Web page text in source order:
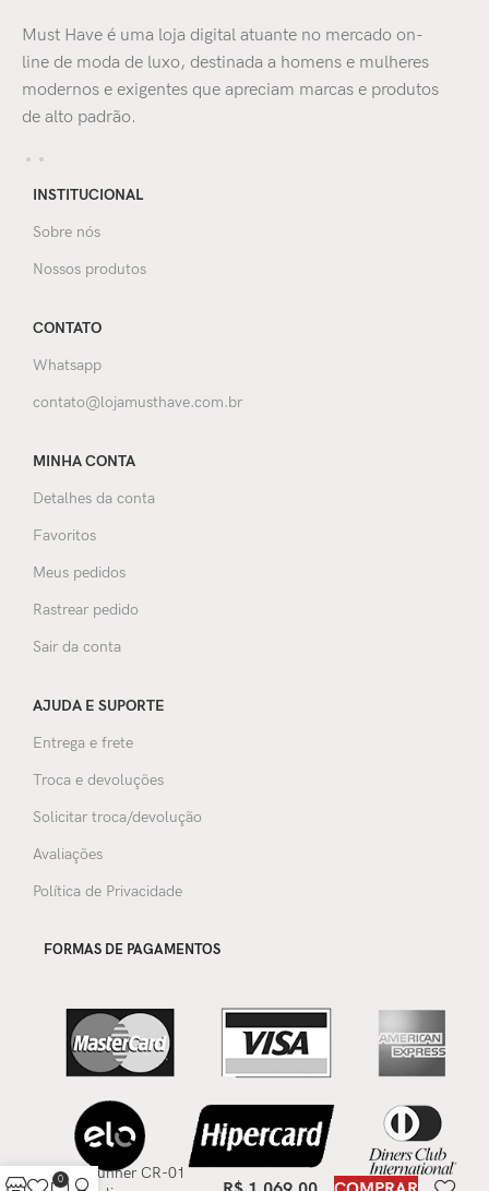
Must Have é uma loja digital atuante no mercado on-
line de moda de luxo, destinada a homens e mulheres
modernos e exigentes que apreciam marcas e produtos
de alto padrão.
INSTITUCIONAL
Sobre nós
Nossos produtos
CONTATO
Whatsapp
contato@lojamusthave.com.br
MINHA CONTA
Detalhes da conta
Favoritos
Meus pedidos
Rastrear pedido
Sair da conta
AJUDA E SUPORTE
Entrega e frete
Troca e devoluções
Solicitar troca/devolução
Avaliações
Política de Privacidade
FORMAS DE PAGAMENTOS
Tênis Sneaker
Runner CR-01
0